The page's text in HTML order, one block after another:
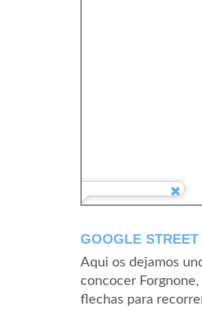
GOOGLE
Aqui os dejamos
concocer
flechas para